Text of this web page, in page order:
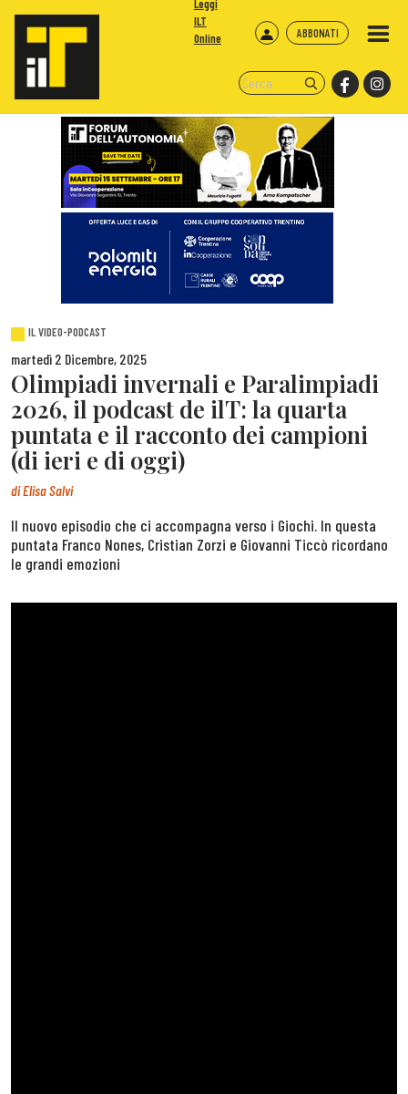
ABBONATI
Leggi
ILT
Online
IL VIDEO-PODCAST
martedì 2 Dicembre, 2025
Olimpiadi invernali e Paralimpiadi
2026, il podcast de ilT: la quarta
puntata e il racconto dei campioni
(di ieri e di oggi)
diElisa Salvi
Il nuovo episodio che ci accompagna verso i Giochi. In questa
puntata Franco Nones, Cristian Zorzi e Giovanni Ticcò ricordano
le grandi emozioni